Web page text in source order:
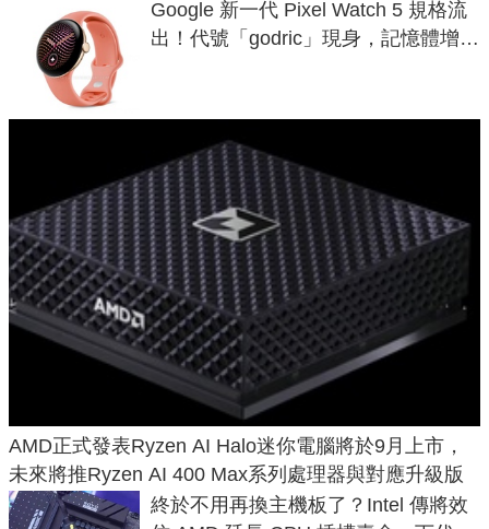
Google 新一代 Pixel Watch 5 規格流
出！代號「godric」現身，記憶體增強
AMD正式發表Ryzen AI Halo迷你電腦將於9月上市，
未來將推Ryzen AI 400 Max系列處理器與對應升級版
終於不用再換主機板了？Intel 傳將效